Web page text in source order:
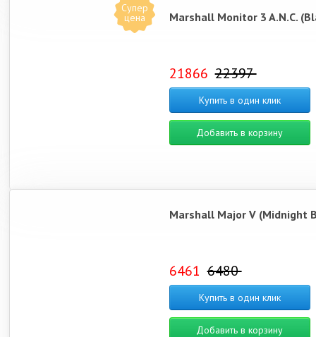
Супер
цена Marshall Monitor 3 A.N.C.
21866 22397
Купить в один клик
Добавить в корзину
Marshall Major V (Midnight
6461 6480
Купить в один клик
Добавить в корзину